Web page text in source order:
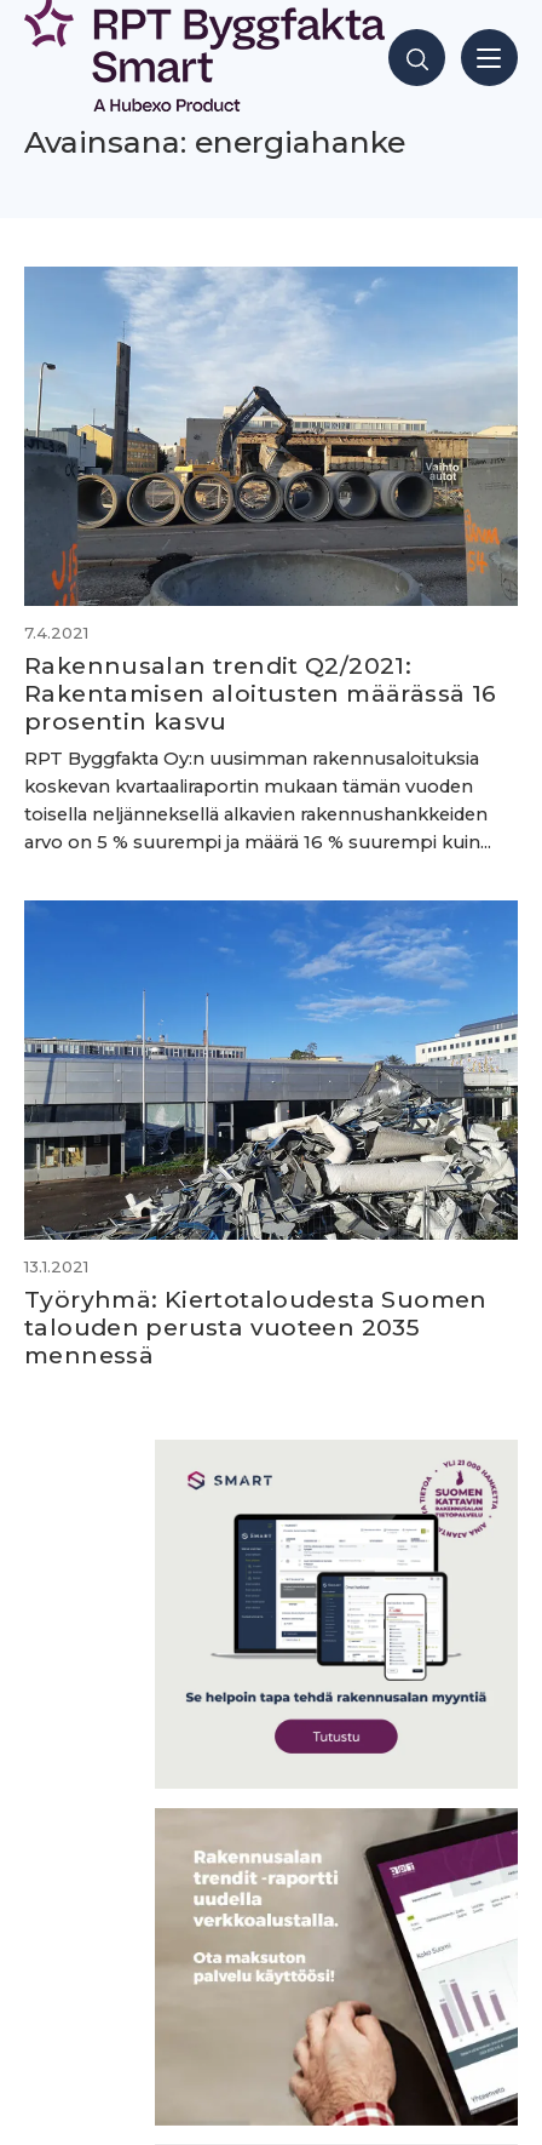
Siirry
sisältöön
Hae sisältöjä
Avainsana: energiahanke
7.4.2021
Rakennusalan trendit Q2/2021:
Rakentamisen aloitusten määrässä 16
prosentin kasvu
RPT Byggfakta Oy:n uusimman rakennusaloituksia
koskevan kvartaaliraportin mukaan tämän vuoden
toisella neljänneksellä alkavien rakennushankkeiden
arvo on 5 % suurempi ja määrä 16 % suurempi kuin...
13.1.2021
Työryhmä: Kiertotaloudesta Suomen
talouden perusta vuoteen 2035
mennessä